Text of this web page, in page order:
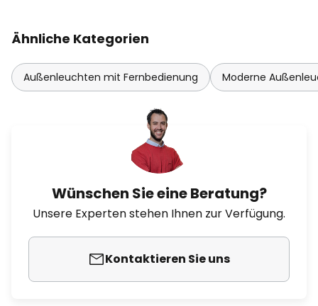
Ähnliche Kategorien
Außenleuchten mit Fernbedienung Moderne
Wünschen Sie eine Beratung?
Unsere Experten stehen Ihnen zur Verfügung.
Kontaktieren Sie uns